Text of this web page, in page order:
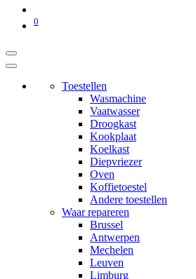
0
Toestellen
Wasmachine
Vaatwasser
Droogkast
Kookplaat
Koelkast
Diepvriezer
Oven
Koffietoestel
Andere toestellen
Waar repareren
Brussel
Antwerpen
Mechelen
Leuven
Limburg